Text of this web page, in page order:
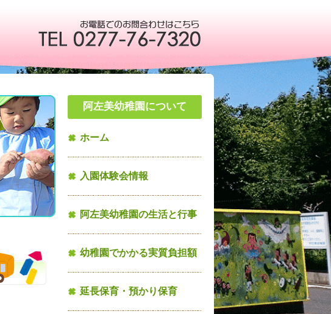
阿左美幼稚園について
ホーム
入園体験会情報
阿左美幼稚園の生活と行事
幼稚園でかかる実質負担額
延長保育・預かり保育